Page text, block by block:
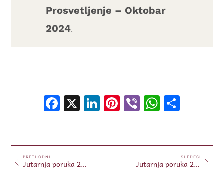
Prosvetljenje – Oktobar
2024.
Facebook
X LinkedIn
Pinterest
Viber
PRETHODNI
Jutarnja poruka 27.10.2024.
SLEDEĆI
Jutarnja poruka 28.10.2024.